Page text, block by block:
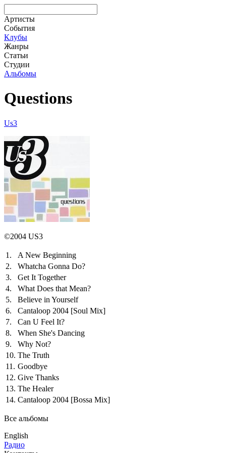
Артисты
События
Клубы
Жанры
Статьи
Студии
Альбомы
Questions
Us3
©2004 US3
1.
A New Beginning
2.
Whatcha Gonna Do?
3.
Get It Together
4.
What Does that Mean?
5.
Believe in Yourself
6.
Cantaloop 2004 [Soul Mix]
7.
Can U Feel It?
8.
When She's Dancing
9.
Why Not?
10. The Truth
11. Goodbye
12. Give Thanks
13. The Healer
14. Cantaloop 2004 [Bossa Mix]
Все альбомы
English
Радио